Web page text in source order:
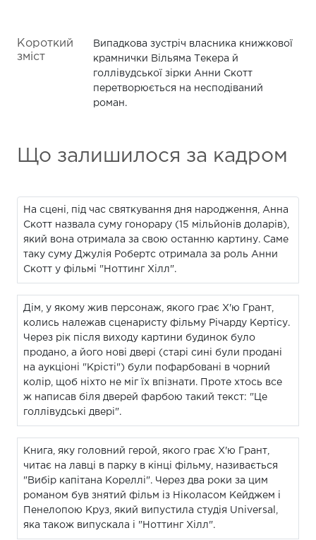
Короткий
зміст
Випадкова зустріч власника книжкової
крамнички Вільяма Текера й
голлівудської зірки Анни Скотт
перетворюється на несподіваний
роман.
Що залишилося за кадром
На сцені, під час святкування дня народження, Анна
Скотт назвала суму гонорару (15 мільйонів доларів),
який вона отримала за свою останню картину. Саме
таку суму Джулія Робертс отримала за роль Анни
Скотт у фільмі "Ноттинг Хілл".
Дім, у якому жив персонаж, якого грає Х'ю Грант,
колись належав сценаристу фільму Річарду Кертісу.
Через рік після виходу картини будинок було
продано, а його нові двері (старі сині були продані
на аукціоні "Крісті") були пофарбовані в чорний
колір, щоб ніхто не міг їх впізнати. Проте хтось все
ж написав біля дверей фарбою такий текст: "Це
голлівудські двері".
Книга, яку головний герой, якого грає Х'ю Грант,
читає на лавці в парку в кінці фільму, називається
"Вибір капітана Кореллі". Через два роки за цим
романом був знятий фільм із Ніколасом Кейджем і
Пенелопою Круз, який випустила студія Universal,
яка також випускала і "Ноттинг Хілл".